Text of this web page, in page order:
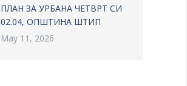
ПЛАН ЗА УРБАНА ЧЕТВРТ СИ
02.04, ОПШТИНА ШТИП
May 11, 2026